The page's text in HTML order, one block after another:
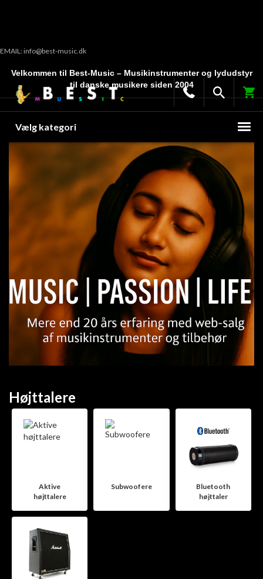
EMAIL: info@best-music.dk
Velkommen til Best-Music – Musikinstrumenter og lydudstyr
til danske musikere siden 2004
Vælg kategori
Højttalere
Aktive
højttalere
Subwoofere
Bluetooth
højttaler